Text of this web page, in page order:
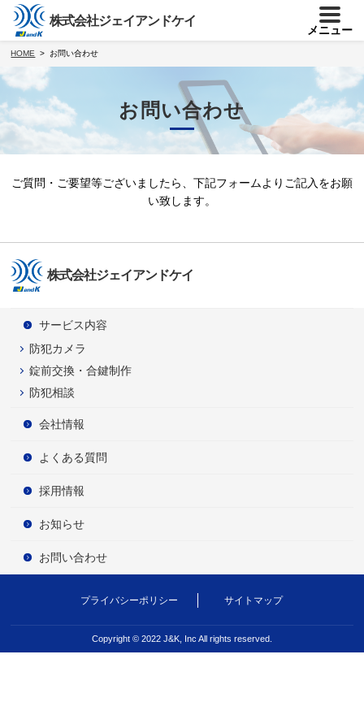
株式会社ジェイアンドケイ
メニュー
HOME お問い合わせ
お問い合わせ
ご質問・ご要望等ございましたら、下記フォームよりご記入をお願
い致します。
株式会社ジェイアンドケイ
サービス内容
防犯カメラ
錠前交換・合鍵制作
防犯相談
会社情報
よくある質問
採用情報
お知らせ
お問い合わせ
プライバシーポリシー サイトマップ
Copyright © 2022 J&K, Inc All rights reserved.